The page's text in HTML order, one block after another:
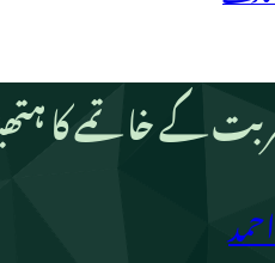
کے خاتمے کا